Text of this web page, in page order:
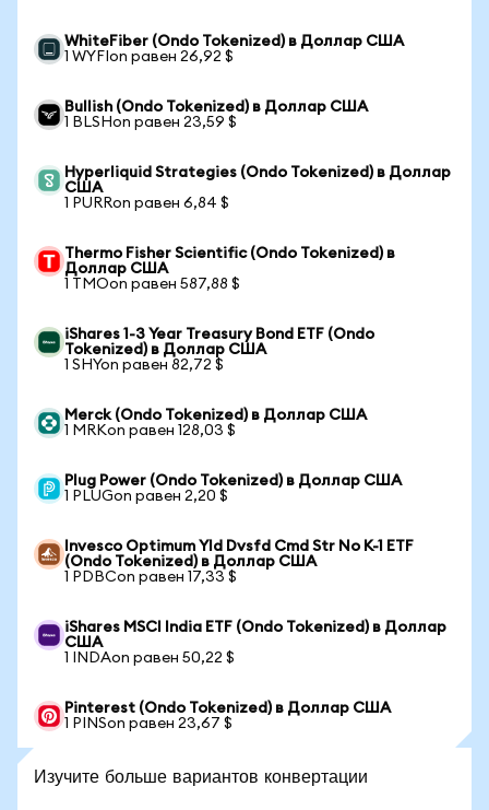
WhiteFiber (Ondo Tokenized) в Доллар США
1 WYFIon равен 26,92 $
Bullish (Ondo Tokenized) в Доллар США
1 BLSHon равен 23,59 $
Hyperliquid Strategies (Ondo Tokenized) в Доллар
США
1 PURRon равен 6,84 $
Thermo Fisher Scientific (Ondo Tokenized) в
Доллар США
1 TMOon равен 587,88 $
iShares 1-3 Year Treasury Bond ETF (Ondo
Tokenized) в Доллар США
1 SHYon равен 82,72 $
Merck (Ondo Tokenized) в Доллар США
1 MRKon равен 128,03 $
Plug Power (Ondo Tokenized) в Доллар США
1 PLUGon равен 2,20 $
Invesco Optimum Yld Dvsfd Cmd Str No K-1 ETF
(Ondo Tokenized) в Доллар США
1 PDBCon равен 17,33 $
iShares MSCI India ETF (Ondo Tokenized) в Доллар
США
1 INDAon равен 50,22 $
Pinterest (Ondo Tokenized) в Доллар США
1 PINSon равен 23,67 $
Изучите больше вариантов конвертации